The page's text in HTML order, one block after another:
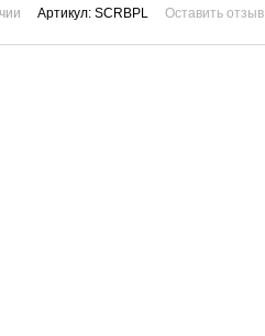
Артикул: SCRBPL Оставить отзыв